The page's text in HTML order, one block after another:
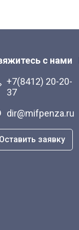
с нами
+7(8412) 20-20-
37
dir@mifpenza.ru
Оставить заявку